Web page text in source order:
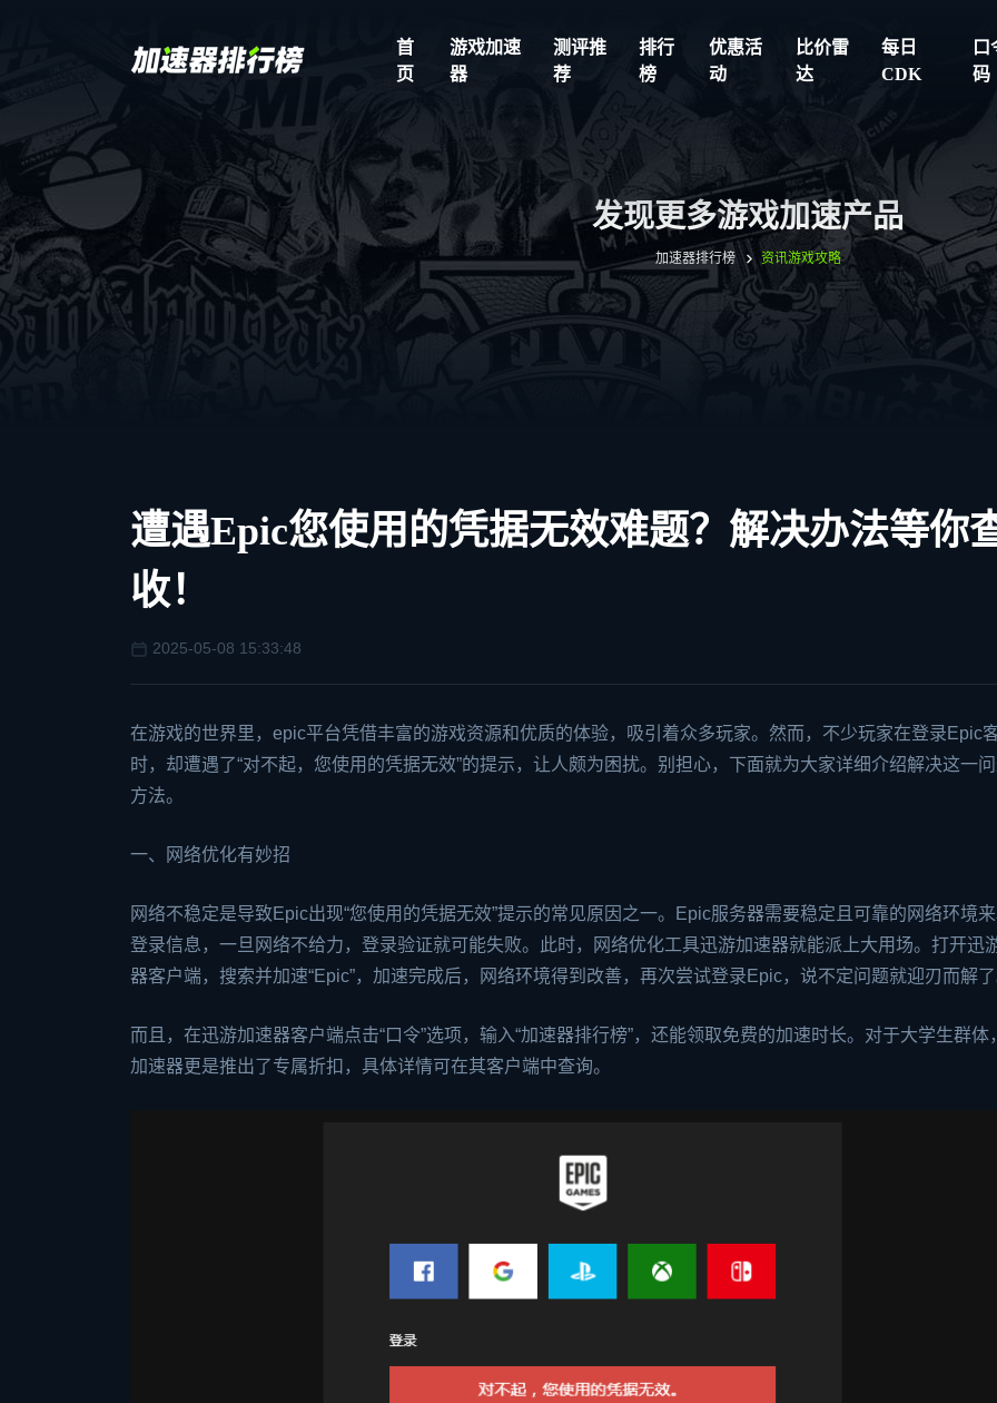
首
页
游戏加速
器
测评推
荐
排行
榜
优惠活
动
比价雷
达
每日
CDK
口
码
发现更多游戏加速产品
加速器排行榜 资讯游戏攻略
遭遇Epic您使用的凭据无效难题？解决办法等你
收！
2025-05-08 15:33:48
在游戏的世界里， epic平台凭借丰富的游戏资源和优质的体验，吸引着众多玩家。然而，不少玩家在登录Epic
时，却遭遇了“对不起，您使用的凭据无效”的提示，让人颇为困扰。别担心，下面就为大家详细介绍解决这一
方法。
一、网络优化有妙招
网络不稳定是导致Epic出现“您使用的凭据无效”提示的常见原因之一。Epic服务器需要稳定且可靠的网络环境
登录信息，一旦网络不给力，登录验证就可能失败。此时，网络优化工具迅游加速器就能派上大用场。打开迅
器客户端，搜索并加速“Epic”，加速完成后，网络环境得到改善，再次尝试登录Epic，说不定问题就迎刃而解了
而且，在迅游加速器客户端点击“口令”选项，输入“加速器排行榜”，还能领取免费的加速时长。对于大学生群体
加速器更是推出了专属折扣，具体详情可在其客户端中查询。